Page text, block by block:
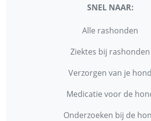
SNEL NAAR:
Alle rashonden
Ziektes bij rashonden
Verzorgen van je hond
Medicatie voor de
Onderzoeken bij de